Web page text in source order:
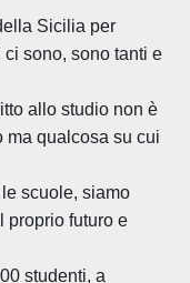
Sicilia per
sono, sono tanti e
allo studio non è
ma qualcosa su cui
scuole, siamo
proprio futuro e
studenti, a